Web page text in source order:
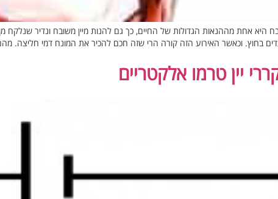
היא אחת מההנאות הגדולות של החיים, כך גם להנות מיין משובח ונדיר שנלקח
בחוץ. וכאשר האירוע הזה קורה הרי שזה חכם להכיר את המונח דמי חליצה.
יין טרמו אלקטריים